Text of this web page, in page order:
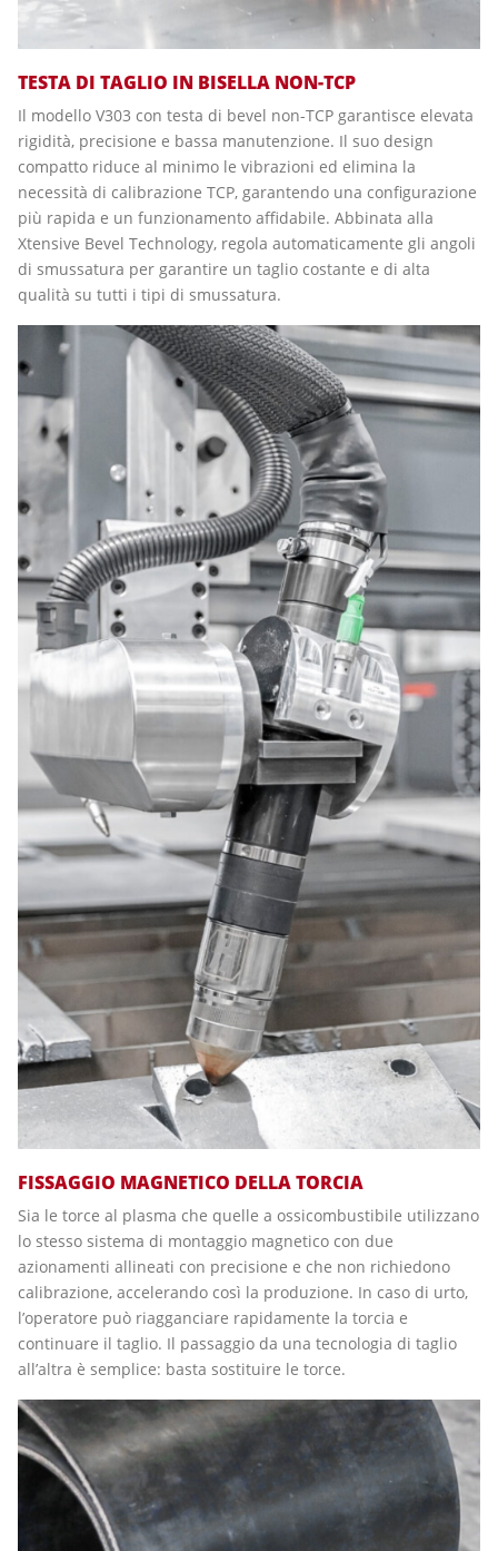
TESTA DI TAGLIO IN BISELLA NON-TCP
Il modello V303 con testa di bevel non-TCP garantisce elevata
rigidità, precisione e bassa manutenzione. Il suo design
compatto riduce al minimo le vibrazioni ed elimina la
necessità di calibrazione TCP, garantendo una configurazione
più rapida e un funzionamento affidabile. Abbinata alla
Xtensive Bevel Technology, regola automaticamente gli angoli
di smussatura per garantire un taglio costante e di alta
qualità su tutti i tipi di smussatura.
FISSAGGIO MAGNETICO DELLA TORCIA
Sia le torce al plasma che quelle a ossicombustibile utilizzano
lo stesso sistema di montaggio magnetico con due
azionamenti allineati con precisione e che non richiedono
calibrazione, accelerando così la produzione. In caso di urto,
l’operatore può riagganciare rapidamente la torcia e
continuare il taglio. Il passaggio da una tecnologia di taglio
all’altra è semplice: basta sostituire le torce.